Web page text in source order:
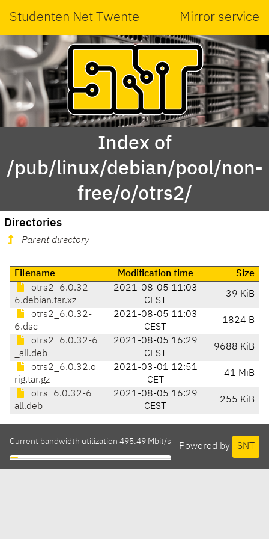
Studenten Net Twente Mirror service
Index of
/pub/linux/debian/pool/non-
free/o/otrs2/
Directories
Parent directory
Filename Modification time
Size
otrs2_6.0.32-
6.debian.tar.xz
2021-08-05 11:03
CEST
39 KiB
otrs2_6.0.32-
6.dsc
2021-08-05 11:03
CEST
1824 B
otrs2_6.0.32-6
_all.deb
2021-08-05 16:29
CEST
9688 KiB
otrs2_6.0.32.o
rig.tar.gz
2021-03-01 12:51
CET
41 MiB
otrs_6.0.32-6_
all.deb
2021-08-05 16:29
CEST
255 KiB
Powered by SNT
Current bandwidth utilization 495.49 Mbit/s